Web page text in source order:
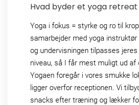
Hvad byder et yoga retreat
Yoga i fokus = styrke og ro til
samarbejder med yoga instruktør
og undervisningen tilpasses
niveau, så I får mest muligt ud af
Yogaen foregår i vores smukke
ligger overfor receptionen. Vi
snacks efter træning og lækker